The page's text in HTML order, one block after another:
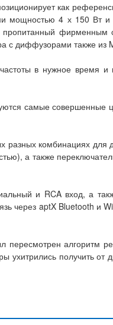
как
мощностью 4 х 150 Вт и
фирменным
с диффузорами также из
в нужное время и
самые совершенные
разных комбинациях для
а также
и RCA вход, а
через aptX Bluetooth и
пересмотрен алгоритм
ухитрились получить от